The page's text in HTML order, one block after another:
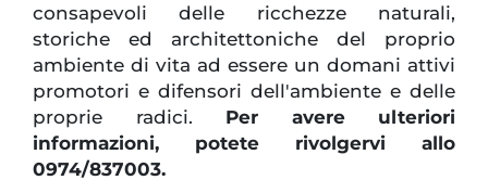
consapevoli delle ricchezze naturali,
storiche ed architettoniche del proprio
ambiente di vita ad essere un domani attivi
promotori e difensori dell'ambiente e delle
proprie radici. Per avere ulteriori
informazioni, potete rivolgervi allo
0974/837003.